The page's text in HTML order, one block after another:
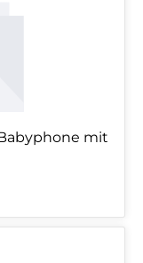
mit